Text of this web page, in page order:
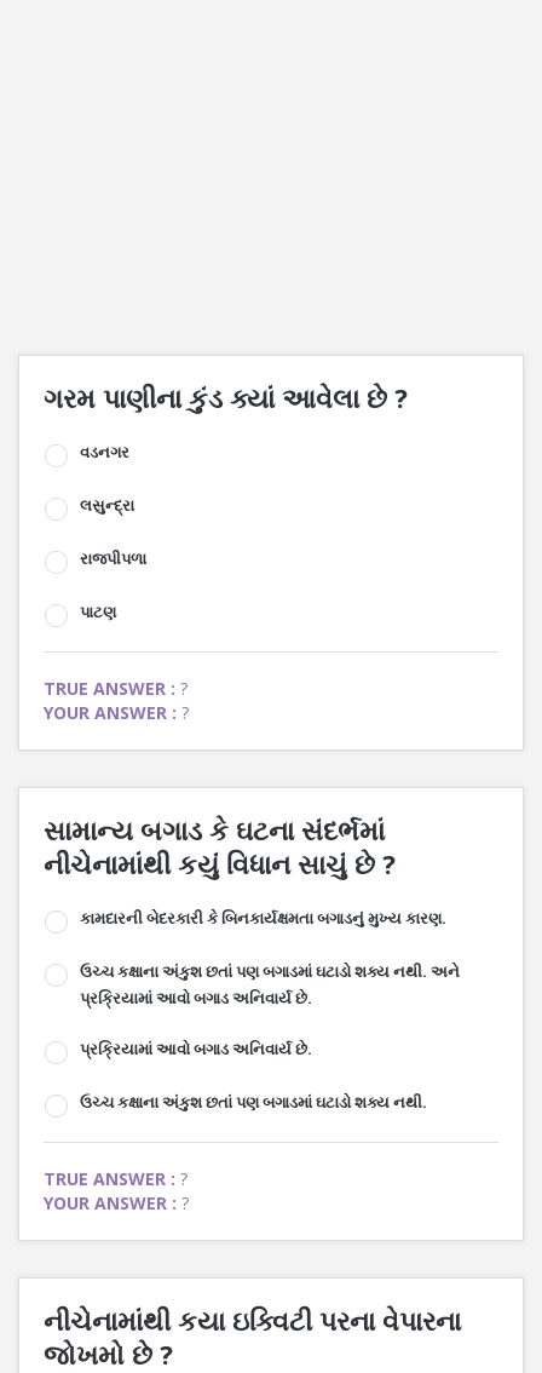
ગરમ પાણીના કુંડ ક્યાં આવેલા છે ?
વડનગર
લસુન્દ્રા
રાજપીપળા
પાટણ
TRUE ANSWER : ?
YOUR ANSWER : ?
સામાન્ય બગાડ કે ઘટના સંદર્ભમાં
નીચેનામાંથી કયું વિધાન સાચું છે ?
કામદારની બેદરકારી કે બિનકાર્યક્ષમતા બગાડનું મુખ્ય કારણ.
ઉચ્ચ કક્ષાના અંકુશ છતાં પણ બગાડમાં ઘટાડો શક્ય નથી. અને
પ્રક્રિયામાં આવો બગાડ અનિવાર્ય છે.
પ્રક્રિયામાં આવો બગાડ અનિવાર્ય છે.
ઉચ્ચ કક્ષાના અંકુશ છતાં પણ બગાડમાં ઘટાડો શક્ય નથી.
TRUE ANSWER : ?
YOUR ANSWER : ?
નીચેનામાંથી કયા ઇક્વિટી પરના વેપારના
જોખમો છે ?